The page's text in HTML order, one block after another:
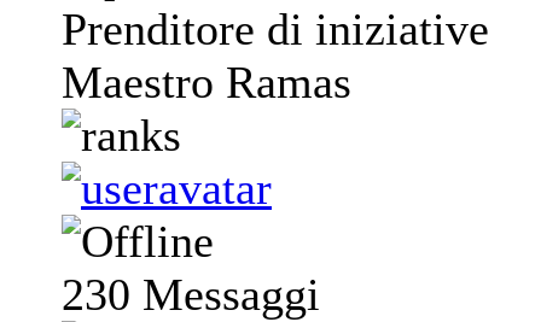
Prenditore di iniziative
Maestro Ramas
230 Messaggi